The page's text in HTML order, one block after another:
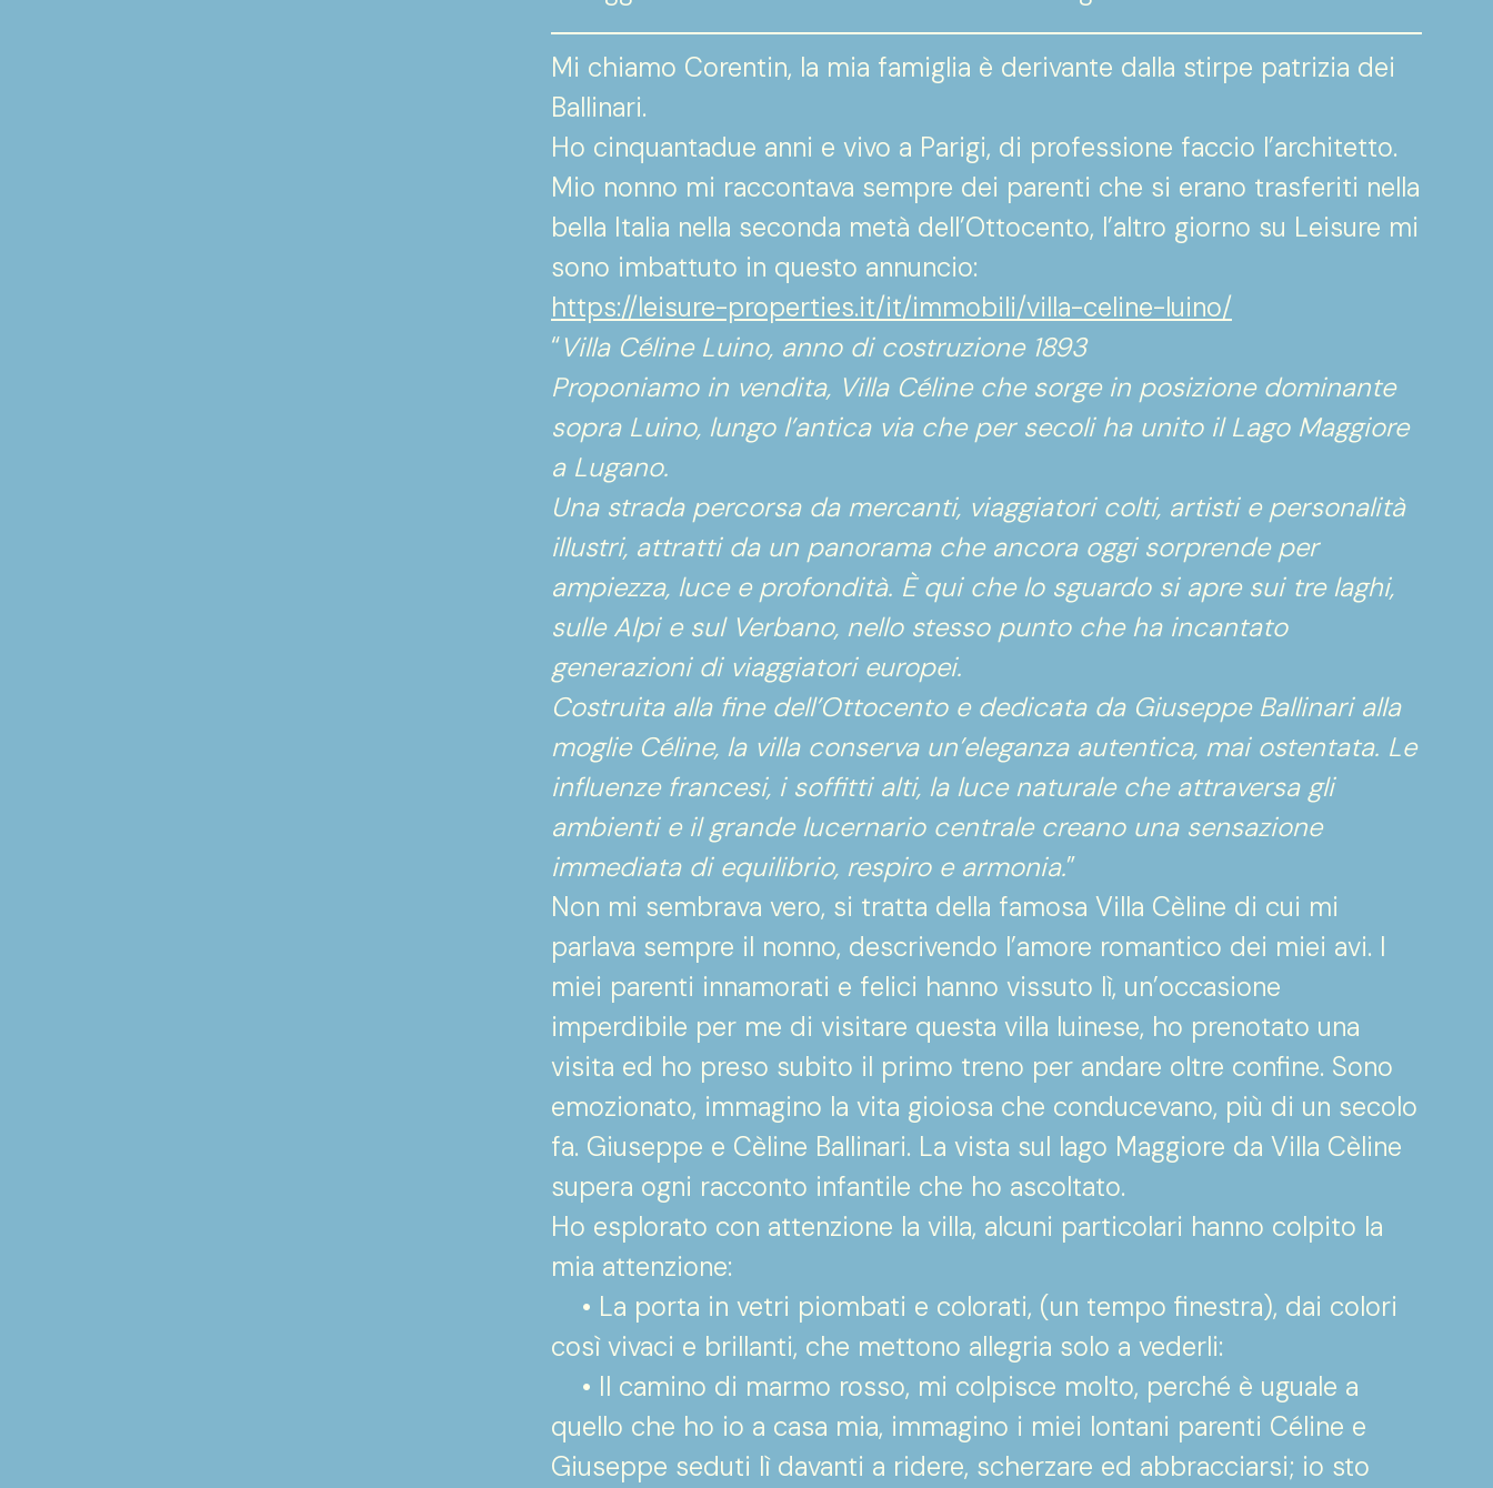
Mi chiamo Corentin, la mia famiglia è derivante dalla stirpe patrizia dei
Ballinari.
Ho cinquantadue anni e vivo a Parigi, di professione faccio l’architetto.
Mio nonno mi raccontava sempre dei parenti che si erano trasferiti nella
bella Italia nella seconda metà dell’Ottocento, l’altro giorno su Leisure mi
sono imbattuto in questo annuncio:
https://leisure-properties.it/it/immobili/villa-celine-luino/
“Villa Céline Luino, anno di costruzione 1893
Proponiamo in vendita, Villa Céline che sorge in posizione dominante
sopra Luino, lungo l’antica via che per secoli ha unito il Lago Maggiore
a Lugano.
Una strada percorsa da mercanti, viaggiatori colti, artisti e personalità
illustri, attratti da un panorama che ancora oggi sorprende per
ampiezza, luce e profondità. È qui che lo sguardo si apre sui tre laghi,
sulle Alpi e sul Verbano, nello stesso punto che ha incantato
generazioni di viaggiatori europei.
Costruita alla fine dell’Ottocento e dedicata da Giuseppe Ballinari alla
moglie Céline, la villa conserva un’eleganza autentica, mai ostentata. Le
influenze francesi, i soffitti alti, la luce naturale che attraversa gli
ambienti e il grande lucernario centrale creano una sensazione
immediata di equilibrio, respiro e armonia.”
Non mi sembrava vero, si tratta della famosa Villa Cèline di cui mi
parlava sempre il nonno, descrivendo l’amore romantico dei miei avi. I
miei parenti innamorati e felici hanno vissuto lì, un’occasione
imperdibile per me di visitare questa villa luinese, ho prenotato una
visita ed ho preso subito il primo treno per andare oltre confine. Sono
emozionato, immagino la vita gioiosa che conducevano, più di un secolo
fa. Giuseppe e Cèline Ballinari. La vista sul lago Maggiore da Villa Cèline
supera ogni racconto infantile che ho ascoltato.
Ho esplorato con attenzione la villa, alcuni particolari hanno colpito la
mia attenzione:
• La porta in vetri piombati e colorati, (un tempo finestra), dai colori
così vivaci e brillanti, che mettono allegria solo a vederli:
• Il camino di marmo rosso, mi colpisce molto, perché è uguale a
quello che ho io a casa mia, immagino i miei lontani parenti Céline e
Giuseppe seduti lì davanti a ridere, scherzare ed abbracciarsi; io sto